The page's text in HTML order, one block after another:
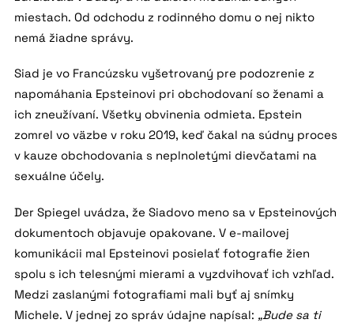
miestach. Od odchodu z rodinného domu o nej nikto
nemá žiadne správy.
Siad je vo Francúzsku vyšetrovaný pre podozrenie z
napomáhania Epsteinovi pri obchodovaní so ženami a
ich zneužívaní. Všetky obvinenia odmieta. Epstein
zomrel vo väzbe v roku 2019, keď čakal na súdny proces
v kauze obchodovania s neplnoletými dievčatami na
sexuálne účely.
Der Spiegel uvádza, že Siadovo meno sa v Epsteinových
dokumentoch objavuje opakovane. V e-mailovej
komunikácii mal Epsteinovi posielať fotografie žien
spolu s ich telesnými mierami a vyzdvihovať ich vzhľad.
Medzi zaslanými fotografiami mali byť aj snímky
Michele. V jednej zo správ údajne napísal: „Bude sa ti